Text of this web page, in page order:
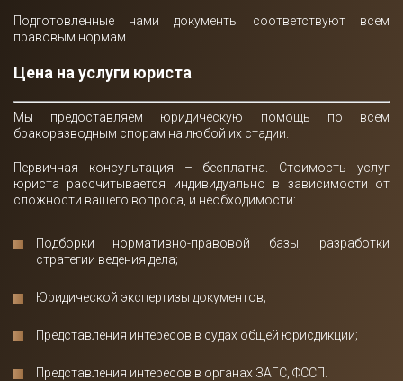
Подготовленные нами документы соответствуют всем
правовым нормам.
Цена на услуги юриста
Мы предоставляем юридическую помощь по всем
бракоразводным спорам на любой их стадии.
Первичная консультация – бесплатна. Стоимость услуг
юриста рассчитывается индивидуально в зависимости от
сложности вашего вопроса, и необходимости:
Подборки нормативно-правовой базы, разработки
стратегии ведения дела;
Юридической экспертизы документов;
Представления интересов в судах общей юрисдикции;
Представления интересов в органах ЗАГС, ФССП.